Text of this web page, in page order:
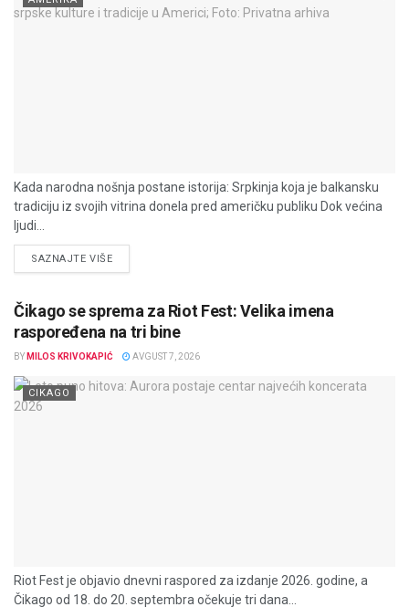
Kada narodna nošnja postane istorija: Srpkinja koja je balkansku
tradiciju iz svojih vitrina donela pred američku publiku Dok većina
ljudi...
SAZNAJTE VIŠEDETAILS
Čikago se sprema za Riot Fest: Velika imena
raspoređena na tri bine
BY MILOS KRIVOKAPIĆ AVGUST 7, 2026
CIKAGO
Riot Fest je objavio dnevni raspored za izdanje 2026. godine, a
Čikago od 18. do 20. septembra očekuje tri dana...